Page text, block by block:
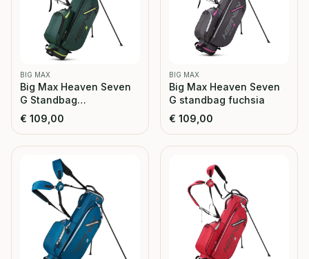
BIG MAX
Big Max Heaven Seven
G Standbag
forrest/green
€ 109,00
BIG MAX
Big Max Heaven Seven
G standbag fuchsia
€ 109,00